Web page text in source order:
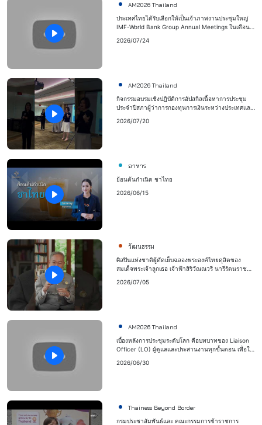
AM2026 Thailand
ประเทศไทยได้รับเลือกให้เป็นเจ้าภาพงานประชุมใหญ่
IMF-World Bank Group Annual Meetings ในเดือน
2026/07/24
AM2026 Thailand
กิจกรรมอบรมเชิงปฏิบัติการอัปสกิลเนื้อหาการประชุม
ประจำปีสภาผู้ว่าการกองทุนการเงินระหว่างประเทศและ
the IMF and the World Bank Group)
2026/07/20
อาหาร
ย้อนต้นกำเนิด ชาไทย
2026/06/15
วัฒนธรรม
ศิลปินแห่งชาติผู้ตัดเย็บฉลองพระองค์ไทยดุสิตของ
สมเด็จพระเจ้าลูกเธอ เจ้าฟ้าสิริวัณณวรี นารีรัตนราช
ทางการของในหลวงและราชินี
2026/07/05
AM2026 Thailand
เบื้องหลังการประชุมระดับโลก คือบทบาทของ Liaison
Officer (LO) ผู้ดูแลและประสานงานทุกขั้นตอน เพื่อให้
2026/06/30
Thainess Beyond Border
กรมประชาสัมพันธ์และ คณะกรรมการข้าราชการ